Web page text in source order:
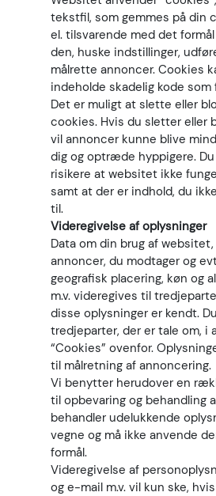
tekstfil, som gemmes på din
el. tilsvarende med det
den, huske indstillinger,
målrette annoncer. Cookies
indeholde skadelig kode som
Det er muligt at slette eller
cookies. Hvis du sletter eller
vil annoncer kunne blive
dig og optræde hyppigere.
risikere at websitet ikke
samt at der er indhold, du
til.
Videregivelse af oplysninger
Data om din brug af websitet,
annoncer, du modtager og
geografisk placering, køn og
m.v. videregives til
disse oplysninger er kendt.
tredjeparter, der er tale om, i
“Cookies” ovenfor.
til målretning af annoncering.
Vi benytter herudover en
til opbevaring og behandling
behandler udelukkende
vegne og må ikke anvende
formål.
Videregivelse af
og e-mail m.v. vil kun ske,